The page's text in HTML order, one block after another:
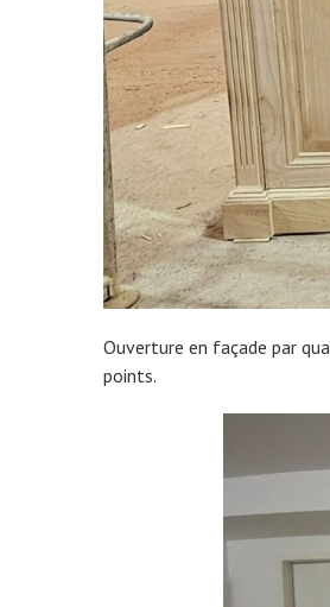
Ouverture en façade par
points.